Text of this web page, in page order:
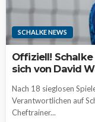
SCHALKE NEWS
Offiziell!
sich von David
Nach 18 sieglosen
Verantwortlichen auf
Cheftrainer...